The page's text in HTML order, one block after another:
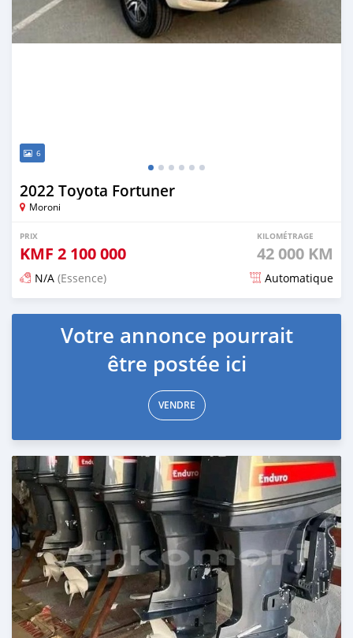
6
2022 Toyota Fortuner
Moroni
PRIX
KMF 2 100 000
KILOMÉTRAGE
42 000 KM
N/A (Essence) Automatique
Publié il y a 3 mois
Votre annonce pourrait
être postée ici
VENDRE